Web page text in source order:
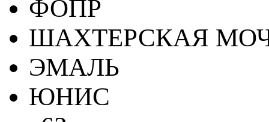
ФОПР
ШАХТЕРСКАЯ
ЭМАЛЬ
ЮНИС